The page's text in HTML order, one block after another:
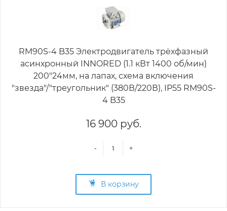
RM90S-4 B35 Электродвигатель трёхфазный
асинхронный INNORED (1.1 кВт 1400 об/мин)
200"24мм, на лапах, схема включения
"звезда"/"треугольник" (380В/220В), IP55 RM90S-
4 B35
16 900 руб.
- +
В корзину